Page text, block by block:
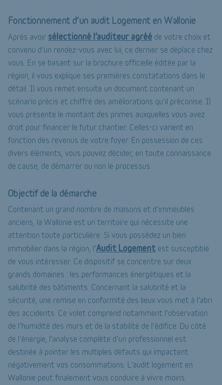
Fonctionnement d’un audit Logement en Wallonie
Après avoir sélectionné l’auditeur agréé de votre choix et
convenu d’un rendez-vous avec lui, ce dernier se déplace chez
vous. En se basant sur la brochure officielle éditée par la
région, il vous explique ses premières constatations dans le
détail. Il vous remet ensuite un document contenant un
scénario précis et chiffré des améliorations qu’il préconise. Il
vous présente le montant des primes auxquelles vous avez
droit pour financer le futur chantier. Celles-ci varient en
fonction des revenus de votre foyer. En possession de ces
divers éléments, vous pouvez décider, en toute connaissance
de cause, de démarrer ou non le processus.
Objectif de la démarche
Contenant un grand nombre de maisons et d’immeubles
anciens, la Wallonie est un territoire qui nécessite une
attention toute particulière. Si vous possédez un bien
immobilier dans la région, l’Audit Logement est susceptible
de vous intéresser. Ce dispositif se concentre sur deux
grands domaines : les performances énergétiques et la
salubrité des bâtiments. Concernant la salubrité et la
sécurité, une remise en conformité des lieux vous met à l’abri
des accidents. Ce volet comprend notamment l’observation
de l’humidité des murs et de la stabilité de l’édifice. Du côté
de l’énergie, l’analyse complète d’un professionnel est
destinée à pointer les multiples défauts qui impactent
négativement vos consommations. L’audit logement en
Wallonie peut finalement vous conduire à vivre moins